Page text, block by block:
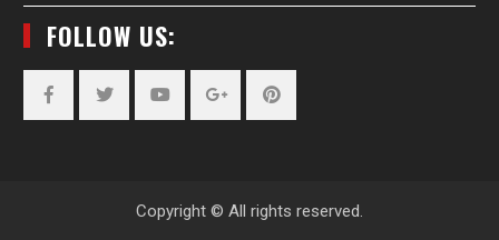
FOLLOW US:
Copyright © All rights reserved.